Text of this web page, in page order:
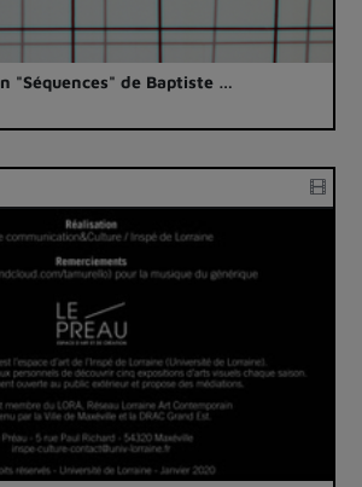
"Séquences" de Baptiste …